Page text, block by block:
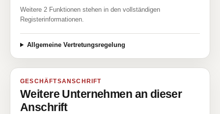
Weitere 2 Funktionen stehen in den vollständigen
Registerinformationen.
Allgemeine Vertretungsregelung
GESCHÄFTSANSCHRIFT
Weitere Unternehmen an dieser
Anschrift